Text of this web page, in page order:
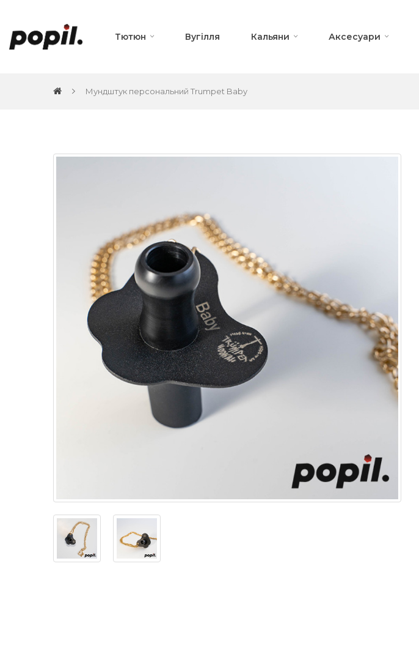
Тютюн Вугілля Кальяни Аксесуари
Мундштук персональний Trumpet Baby